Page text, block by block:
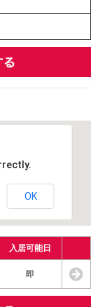
OK
入居可能日
即